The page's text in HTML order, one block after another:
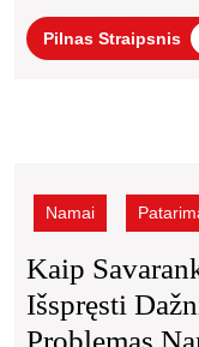
Pilnas Straipsnis
diagnozuoti
dažniausias
televizoriaus
problemas
Namai
Kaip
Išspręsti
Problemas